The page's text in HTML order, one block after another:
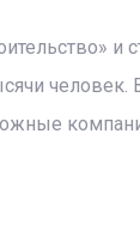
и
человек.